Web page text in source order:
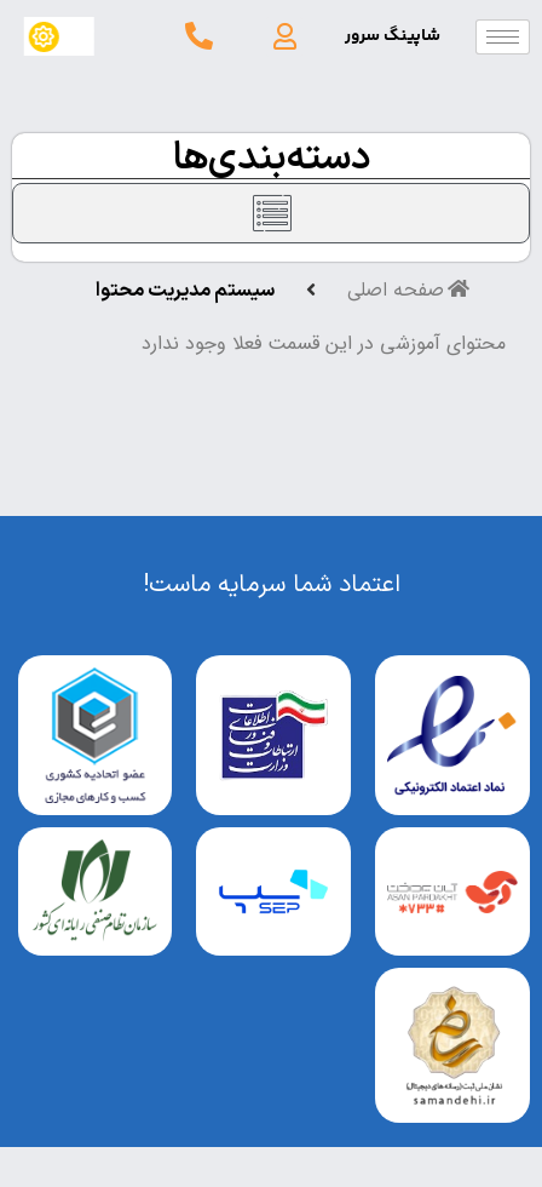
شاپینگ سرور
دسته‌بندی‌ها
صفحه اصلی سیستم مدیریت محتوا
آموزشی در این قسمت فعلا وجود ندارد
اعتماد شما سرمایه ماست!